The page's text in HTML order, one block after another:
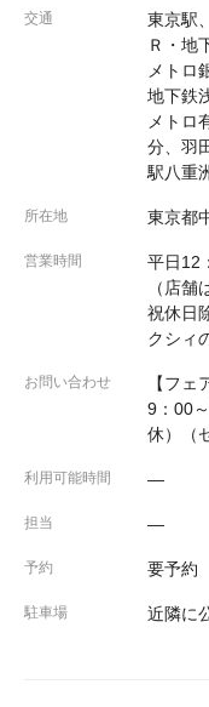
交通
東京駅
Ｒ・地
メトロ
地下鉄
メトロ
分、羽
駅八重
所在地 東京都
営業時間
平日12
（店
祝休日
クシィ
お問い合わせ
【フ
9：00
休）（
利用可能時間 ―
担当 ―
予約 要予約
駐車場 近隣に